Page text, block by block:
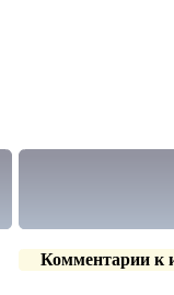
Комментарии к